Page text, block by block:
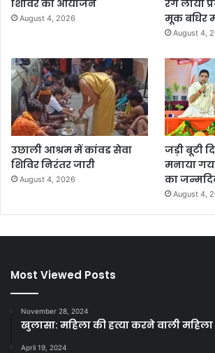
शिविर का आयोजन
August 4, 2026
रंग लाया
मूक बधिर
August 4,
उछाली आश्रम में कांवड सेवा
शिविर निरंतर जारी
August 4, 2026
जड़ी बूटी
मनाया
का
August 4,
Most Viewed Posts
November 28, 2024
खुलासा: महिला की हत्या करने वाली
April 19, 2024